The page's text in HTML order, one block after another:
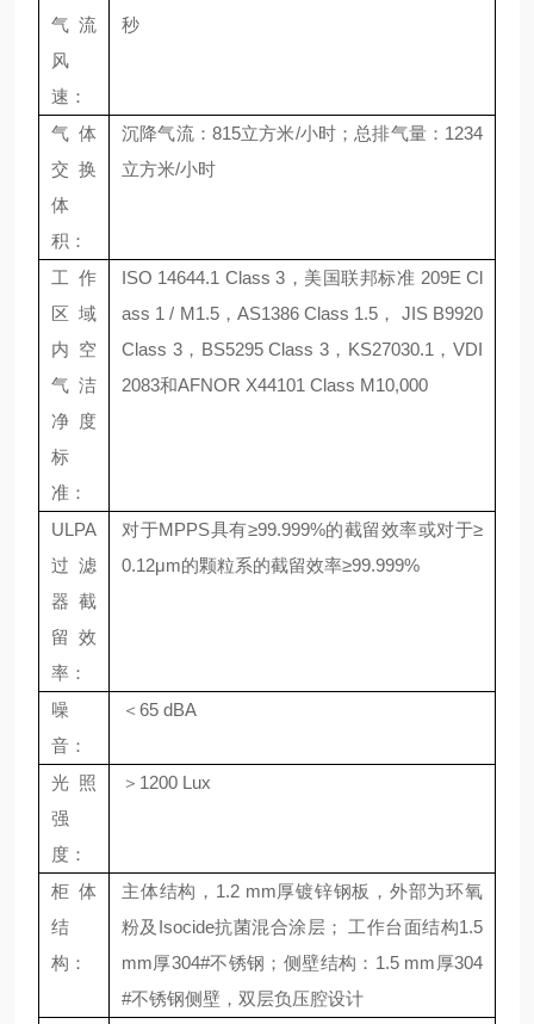
气流
风
速：
秒
气体
交换
体
积：
沉降气流：815立方米/小时；总排气量：1234
立方米/小时
工作
区域
内空
气洁
净度
标
准：
ISO 14644.1 Class 3，美国联邦标准 209E Cl
ass 1 / M1.5，AS1386 Class 1.5， JIS B9920
Class 3，BS5295 Class 3，KS27030.1，VDI
2083和AFNOR X44101 Class M10,000
ULPA
过滤
器截
留效
率：
对于MPPS具有≥99.999%的截留效率或对于≥
0.12μm的颗粒系的截留效率≥99.999%
噪
音：
＜65 dBA
光照
强
度：
＞1200 Lux
柜体
结
构：
主体结构，1.2 mm厚镀锌钢板，外部为环氧
粉及Isocide抗菌混合涂层； 工作台面结构1.5
mm厚304#不锈钢；侧壁结构：1.5 mm厚304
#不锈钢侧壁，双层负压腔设计